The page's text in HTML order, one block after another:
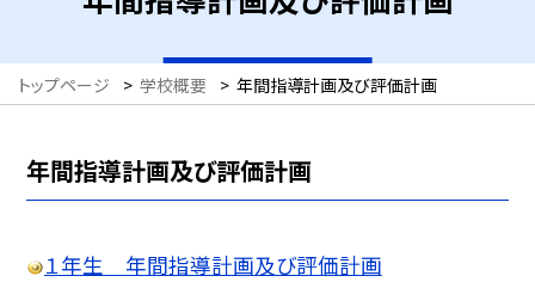
トップページ > 学校概要 > 年間指導計画及び評価計画
年間指導計画及び評価計画
１年生 年間指導計画及び評価計画